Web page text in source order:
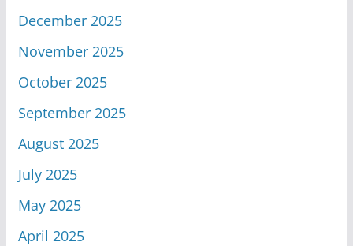
December 2025
November 2025
October 2025
September 2025
August 2025
July 2025
May 2025
April 2025